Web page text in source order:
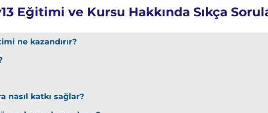
Eğitimi ve Kursu Hakkında Sıkça
ne kazandırır?
nasıl katkı sağlar?